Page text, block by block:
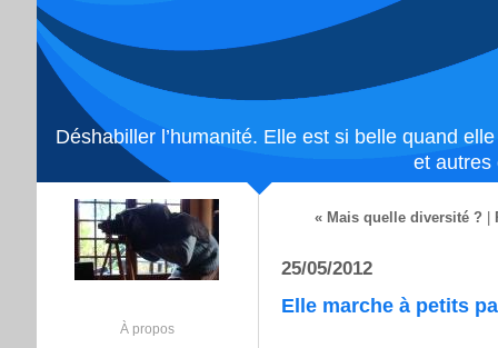
Déshabiller l’humanité. Elle est si belle quand
et autres
À propos
« Mais quelle diversité ?
25/05/2012
Elle marche à petits